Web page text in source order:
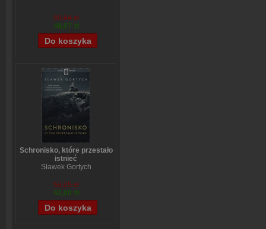
59,84 zł
48,07 zł
Schronisko, które przestało
istnieć
Sławek Gortych
52,25 zł
42,00 zł